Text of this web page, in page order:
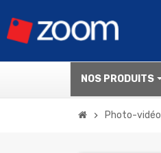
NOS PRODUITS
chevron_right Photo-vidéo